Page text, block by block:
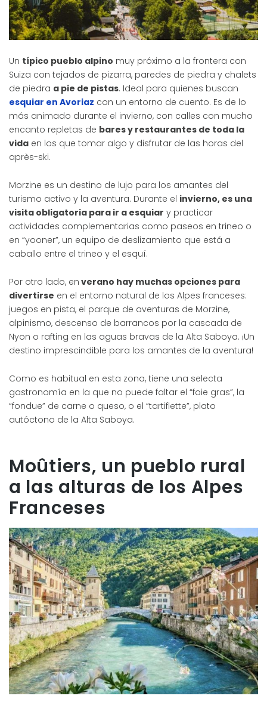
Un típico pueblo alpino muy próximo a la frontera con
Suiza con tejados de pizarra, paredes de piedra y chalets
de piedra a pie de pistas. Ideal para quienes buscan
esquiar en Avoriaz con un entorno de cuento. Es de lo
más animado durante el invierno, con calles con mucho
encanto repletas de bares y restaurantes de toda la
vida en los que tomar algo y disfrutar de las horas del
après-ski.
Morzine es un destino de lujo para los amantes del
turismo activo y la aventura. Durante el invierno, es una
visita obligatoria para ir a esquiar y practicar
actividades complementarias como paseos en trineo o
en “yooner”, un equipo de deslizamiento que está a
caballo entre el trineo y el esquí.
Por otro lado, en verano hay muchas opciones para
divertirse en el entorno natural de los Alpes franceses:
juegos en pista, el parque de aventuras de Morzine,
alpinismo, descenso de barrancos por la cascada de
Nyon o rafting en las aguas bravas de la Alta Saboya. ¡Un
destino imprescindible para los amantes de la aventura!
Como es habitual en esta zona, tiene una selecta
gastronomía en la que no puede faltar el “foie gras”, la
“fondue” de carne o queso, o el “tartiflette”, plato
autóctono de la Alta Saboya.
Moûtiers, un pueblo rural
a las alturas de los Alpes
Franceses